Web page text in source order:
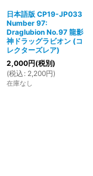
日本語版 CP19-JP033
Number 97:
Draglubion No.97 龍影
神ドラッグラビオン (コ
レクターズレア)
2,000円(税別)
(税込 : 2,200円)
在庫なし